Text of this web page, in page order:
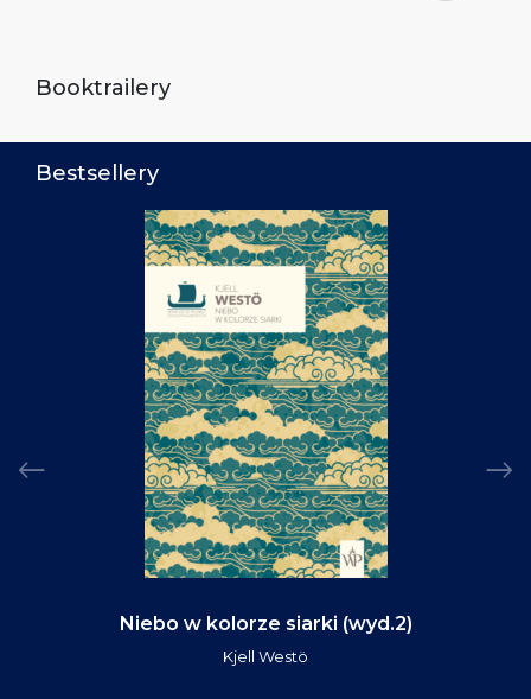
Booktrailery
Bestsellery
Niebo w kolorze siarki (wyd.2)
Kjell Westö